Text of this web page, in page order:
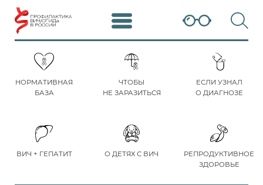
НОРМАТИВНАЯ
БАЗА
ЧТОБЫ
НЕ ЗАРАЗИТЬСЯ
ЕСЛИ УЗНАЛ
О ДИАГНОЗЕ
ВИЧ + ГЕПАТИТ О ДЕТЯХ С ВИЧ
РЕПРОДУКТИВНОЕ
ЗДОРОВЬЕ